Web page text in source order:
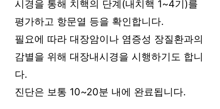
시경을 통해 치핵의 단계(내치핵 1~4기)를
평가하고 항문열 등을 확인합니다.
필요에 따라 대장암이나 염증성 장질환과의
감별을 위해 대장내시경을 시행하기도 합니
다.
진단은 보통 10~20분 내에 완료됩니다.